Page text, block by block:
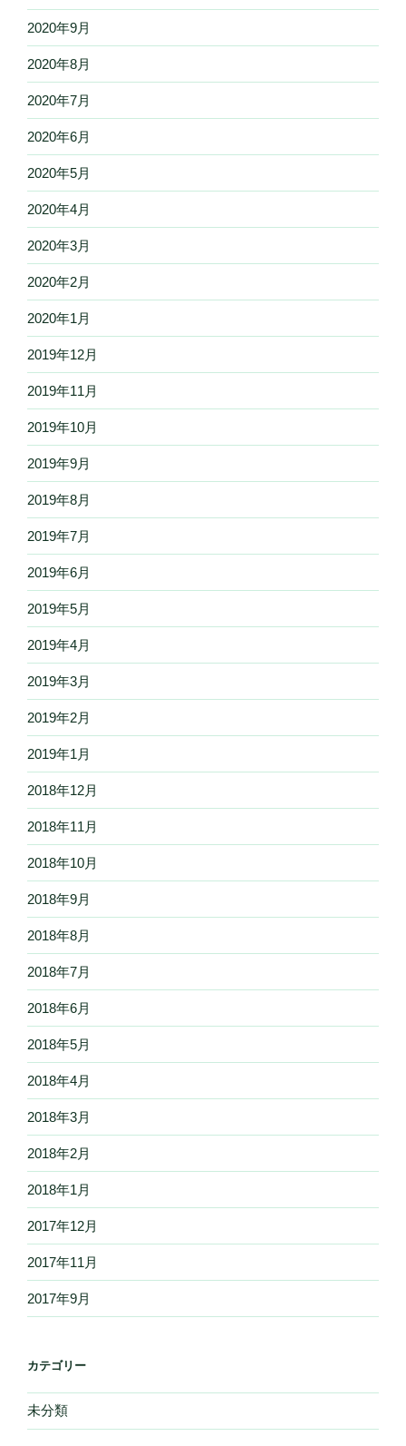
2020年9月
2020年8月
2020年7月
2020年6月
2020年5月
2020年4月
2020年3月
2020年2月
2020年1月
2019年12月
2019年11月
2019年10月
2019年9月
2019年8月
2019年7月
2019年6月
2019年5月
2019年4月
2019年3月
2019年2月
2019年1月
2018年12月
2018年11月
2018年10月
2018年9月
2018年8月
2018年7月
2018年6月
2018年5月
2018年4月
2018年3月
2018年2月
2018年1月
2017年12月
2017年11月
2017年9月
カテゴリー
未分類